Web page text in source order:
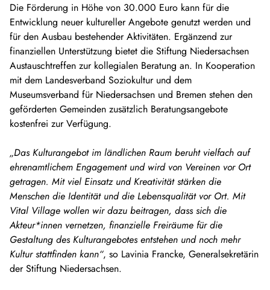
Die Förderung in Höhe von 30.000 Euro kann für die
Entwicklung neuer kultureller Angebote genutzt werden und
für den Ausbau bestehender Aktivitäten. Ergänzend zur
finanziellen Unterstützung bietet die Stiftung Niedersachsen
Austauschtreffen zur kollegialen Beratung an. In Kooperation
mit dem Landesverband Soziokultur und dem
Museumsverband für Niedersachsen und Bremen stehen den
geförderten Gemeinden zusätzlich Beratungsangebote
kostenfrei zur Verfügung.
„Das Kulturangebot im ländlichen Raum beruht vielfach auf
ehrenamtlichem Engagement und wird von Vereinen vor Ort
getragen. Mit viel Einsatz und Kreativität stärken die
Menschen die Identität und die Lebensqualität vor Ort. Mit
Vital Village wollen wir dazu beitragen, dass sich die
Akteur*innen vernetzen, finanzielle Freiräume für die
Gestaltung des Kulturangebotes entstehen und noch mehr
Kultur stattfinden kann“, so Lavinia Francke, Generalsekretärin
der Stiftung Niedersachsen.